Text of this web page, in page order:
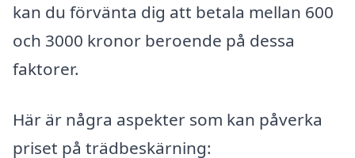
kan du förvänta dig att betala mellan 600
och 3000 kronor beroende på dessa
faktorer.
Här är några aspekter som kan påverka
priset på trädbeskärning: